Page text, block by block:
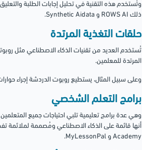
وتُستخدم هذه التقنية في تحليل إجابات الطلبة
ذلك ROWS AI و Synthetic Aidata.
حلقات التغذية المرتدة
تُستخدم العديد من تقنيات الذكاء الاصطناعي مثل
المرتدة للمعلمين.
وعلى سبيل المثال، يستطيع روبوت الدردشة إجراء
برامج التعلم الشخصي
وهي عدة برامج تعليمية تلبي احتياجات جميع
Academy و MyLessonPal.